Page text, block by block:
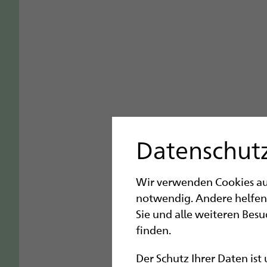
Wir verwenden Cookies
notwendig. Andere
Sie und alle weiteren
finden.
Der Schutz Ihrer Daten ist